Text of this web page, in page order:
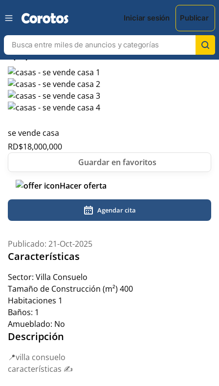
Iniciar sesión Publicar
chevron_leftchevron_right
se vende casa
RD$18,000,000
Hacer oferta
Agendar cita
Publicado: 21-Oct-2025
Características
Sector: Villa Consuelo
Tamaño de Construcción (m²) 400
Habitaciones 1
Baños: 1
Amueblado: No
Descripción
📍villa consuelo
características ✍️